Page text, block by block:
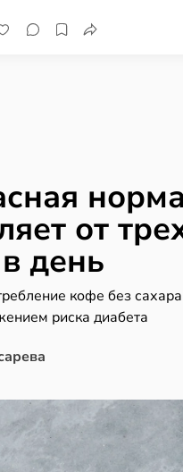
от
день
кофе без
риска диабета